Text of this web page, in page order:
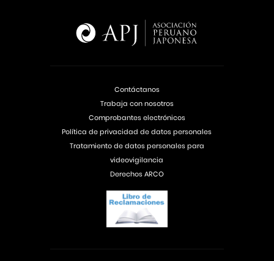
Contáctanos
Trabaja con nosotros
Comprobantes electrónicos
Política de privacidad de datos personales
Tratamiento de datos personales para
videovigilancia
Derechos ARCO